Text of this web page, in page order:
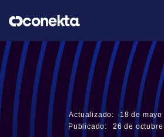
Actualizado: 18 de mayo
Publicado:
26 deoctubre